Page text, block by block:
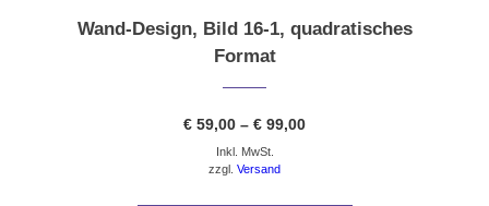
Wand-Design, Bild 16-1, quadratisches
Format
€ 59,00 –€ 99,00Preisspanne:
Inkl. MwSt.
zzgl.Versand